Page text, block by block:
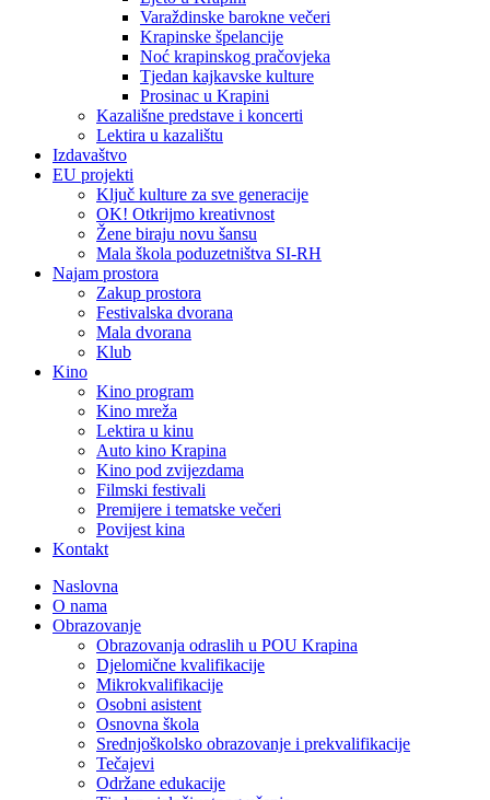
Varaždinske barokne večeri
Krapinske špelancije
Noć krapinskog pračovjeka
Tjedan kajkavske kulture
Prosinac u Krapini
Kazališne predstave i koncerti
Lektira u kazalištu
Izdavaštvo
EU projekti
Ključ kulture za sve generacije
OK! Otkrijmo kreativnost
Žene biraju novu šansu
Mala škola poduzetništva SI-RH
Najam prostora
Zakup prostora
Festivalska dvorana
Mala dvorana
Klub
Kino
Kino program
Kino mreža
Lektira u kinu
Auto kino Krapina
Kino pod zvijezdama
Filmski festivali
Premijere i tematske večeri
Povijest kina
Kontakt
Naslovna
O nama
Obrazovanje
Obrazovanja odraslih u POU Krapina
Djelomične kvalifikacije
Mikrokvalifikacije
Osobni asistent
Osnovna škola
Srednjoškolsko obrazovanje i prekvalifikacije
Tečajevi
Održane edukacije